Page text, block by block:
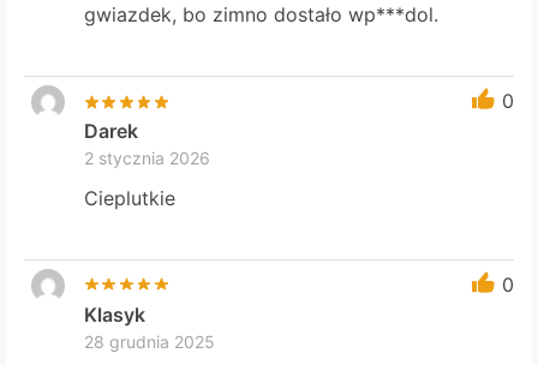
gwiazdek, bo zimno dostało wp***dol.
0
Darek
2 stycznia 2026
Cieplutkie
0
Klasyk
28 grudnia 2025